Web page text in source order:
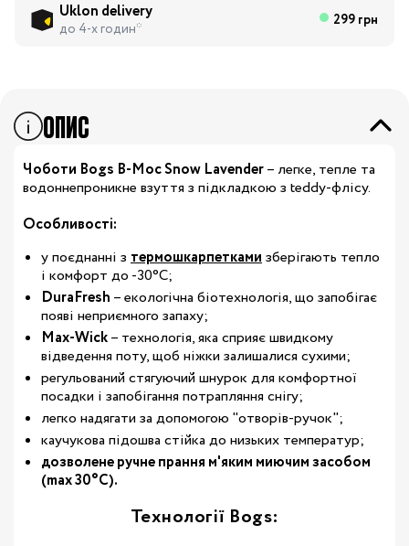
Uklon delivery
до 4-х годин* 299 грн
ОПИС
Чоботи Bogs B-Moc Snow Lavender– легке, тепле та
водоннепроникне взуття з підкладкою з teddy-флісу.
Особливості:
у поєднанні з термошкарпеткамизберігають тепло
і комфорт до -30°С;
DuraFresh – екологічна біотехнологія, що запобігає
появі неприємного запаху;
Max-Wick– технологія, яка сприяє швидкому
відведення поту, щоб ніжки залишалися сухими;
регульований стягуючий шнурок для комфортної
посадки і запобігання потрапляння снігу;
легко надягати за допомогою "отворів-ручок";
каучукова підошва стійка до низьких температур;
дозволене ручне прання м'яким миючим засобом
(max 30°С).
Технології Bogs: